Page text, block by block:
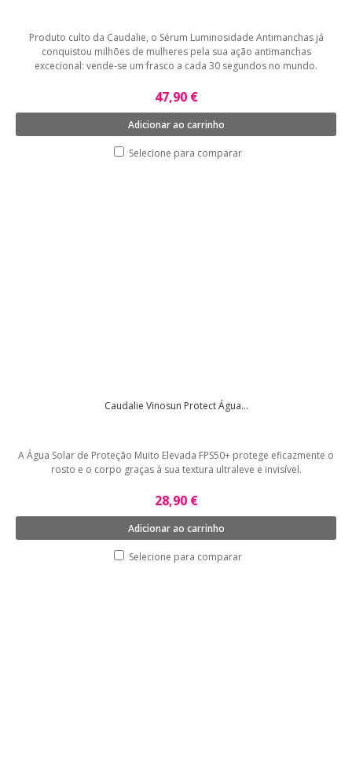
Produto culto da Caudalie, o Sérum Luminosidade Antimanchas já
conquistou milhões de mulheres pela sua ação antimanchas
excecional: vende-se um frasco a cada 30 segundos no mundo.
47,90 €
Adicionar ao carrinho
Selecione para comparar
Caudalie Vinosun Protect Água...
A Água Solar de Proteção Muito Elevada FPS50+ protege eficazmente o
rosto e o corpo graças à sua textura ultraleve e invisível.
28,90 €
Adicionar ao carrinho
Selecione para comparar